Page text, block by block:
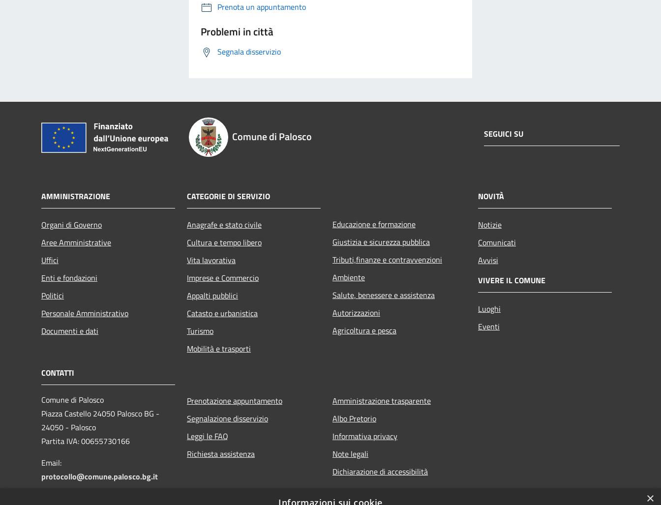
Prenota un appuntamento
Problemi in città
Segnala disservizio
Comune di Palosco SEGUICI SU
AMMINISTRAZIONE
Organi di Governo
Aree Amministrative
Uffici
Enti e fondazioni
Politici
Personale Amministrativo
Documenti e dati
CATEGORIE DI SERVIZIO
Anagrafe e stato civile
Cultura e tempo libero
Vita lavorativa
Imprese e Commercio
Appalti pubblici
Catasto e urbanistica
Turismo
Mobilità e trasporti
Educazione e formazione
Giustizia e sicurezza pubblica
Tributi,finanze e contravvenzioni
Ambiente
Salute, benessere e assistenza
Autorizzazioni
Agricoltura e pesca
NOVITÀ
Notizie
Comunicati
Avvisi
VIVERE IL COMUNE
Luoghi
Eventi
CONTATTI
Comune di Palosco
Piazza Castello 24050 Palosco BG -
24050 - Palosco
Partita IVA: 00655730166
Email:
protocollo@comune.palosco.bg.it
Prenotazione appuntamento
Segnalazione disservizio
Leggi le FAQ
Richiesta assistenza
Amministrazione trasparente
Albo Pretorio
Informativa privacy
Note legali
Dichiarazione di accessibilità
×
Informazioni sui cookie